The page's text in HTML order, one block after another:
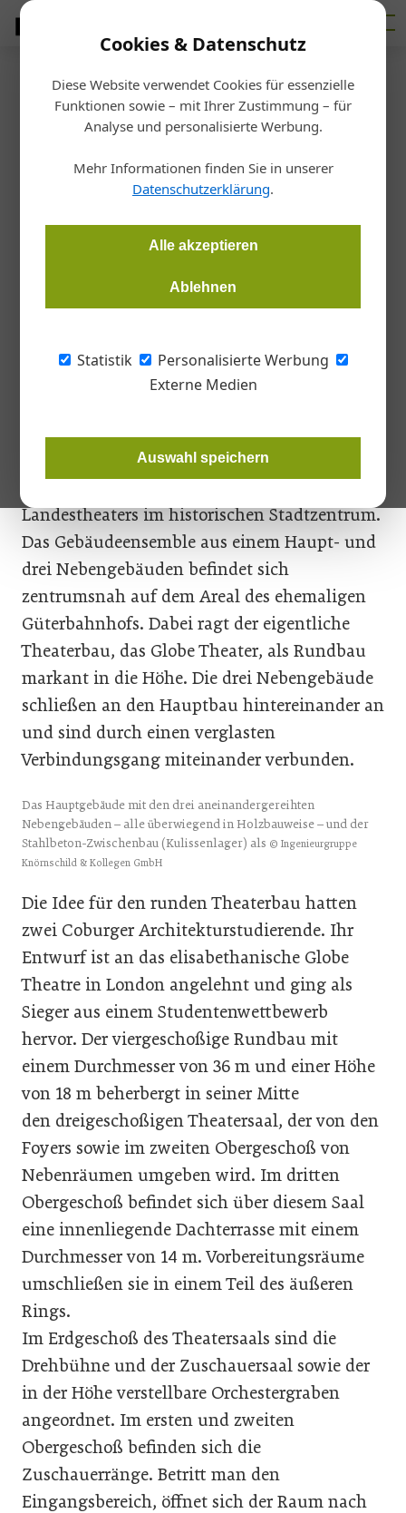
Cookies & Datenschutz
Diese Website verwendet Cookies für essenzielle
Funktionen sowie – mit Ihrer Zustimmung – für
Analyse und personalisierte Werbung.
Mehr Informationen finden Sie in unserer
Datenschutzerklärung.
Alle akzeptieren
Ablehnen
Statistik
Personalisierte Werbung
Externe Medien
Auswahl speichern
Startseite /Bauen
Ingenieurholzbau
Rundum rundes Holztheater
Susanne Jacob-Freitag 18.10.2023, 13:24 Uhr
(D) ein neues Highlight der besonderen Art. Das
Gebäudeensemble aus vier Baukörpern in Holzbauweise dient
Interimsspielstätte, es soll aber auch danach weiterhin für
Veranstaltungen genutzt werden.
Coburg hat seit diesem Herbst einen neuen
Theaterbau als Übergangslösung für die Zeit
Landestheaters im historischen Stadtzentrum.
Das Gebäudeensemble aus einem Haupt- und
drei Nebengebäuden befindet sich
zentrumsnah auf dem Areal des ehemaligen
Güterbahnhofs. Dabei ragt der eigentliche
Theaterbau, das Globe Theater, als Rundbau
markant in die Höhe. Die drei Nebengebäude
schließen an den Hauptbau hintereinander an
und sind durch einen verglasten
Verbindungsgang mitein­ander verbunden.
Das Hauptgebäude mit den drei aneinandergereihten
Nebengebäuden – alle überwiegend in Holzbauweise – und der
Stahlbeton-Zwischenbau (Kulissenlager) als © Ingenieurgruppe
Knörnschild & Kollegen GmbH
Die Idee für den runden Theaterbau hatten
zwei Coburger Architekturstudierende. Ihr
Entwurf ist an das elisabethanische Globe
Theatre in London angelehnt und ging als
Sieger aus einem Studentenwettbewerb
hervor. Der viergeschoßige Rundbau mit
einem Durchmesser von 36 m und einer Höhe
von 18 m beherbergt in seiner Mitte
den dreigeschoßigen Theatersaal, der von den
Foyers sowie im zweiten Obergeschoß von
Nebenräumen umgeben wird. Im dritten
Obergeschoß befindet sich über diesem Saal
eine innenliegende Dachterrasse mit einem
Durchmesser von 14 m. Vorbereitungsräume
umschließen sie in einem Teil des äußeren
Rings.
Im Erdgeschoß des Theatersaals sind die
Drehbühne und der Zuschauersaal sowie der
in der Höhe verstellbare Orchestergraben
angeordnet. Im ersten und zweiten
Obergeschoß befinden sich die
Zuschauerränge. Betritt man den
Eingangsbereich, öffnet sich der Raum nach